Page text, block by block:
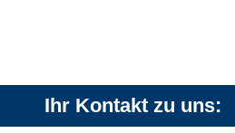
Ihr Kontakt zu uns: